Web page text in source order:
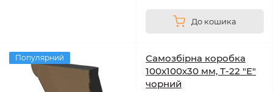
До кошика
Популярний
Самозбірна коробка
100х100х30 мм, Т-22 "Е"
чорний